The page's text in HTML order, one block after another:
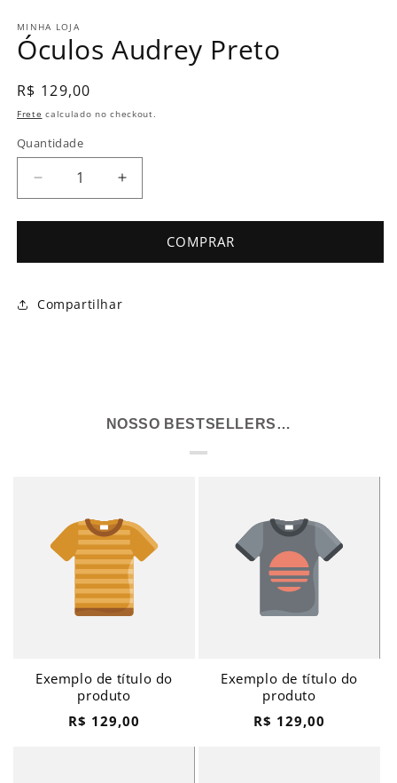
MINHA LOJA
Óculos Audrey Preto
Preço
normal
R$ 129,00
Frete calculado no checkout.
Quantidade
Diminuir
a
quantidade
Óculos
Preto
Aumentar
a
quantidade
Óculos
COMPRAR
Compartilhar
NOSSO BESTSELLERS…
Exemplo de título do
produto
Preço
R$ 129,00
Exemplo de título do
produto
Preço
R$ 129,00